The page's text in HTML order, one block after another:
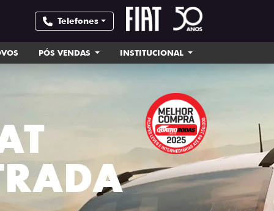
Telefones
PÓS VENDAS INSTITUCIONAL